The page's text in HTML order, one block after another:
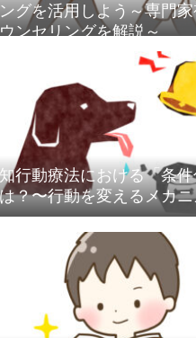
グを活用しよう～専門
ンセリングを解説～
行動療法における「条
？〜行動を変えるメカ